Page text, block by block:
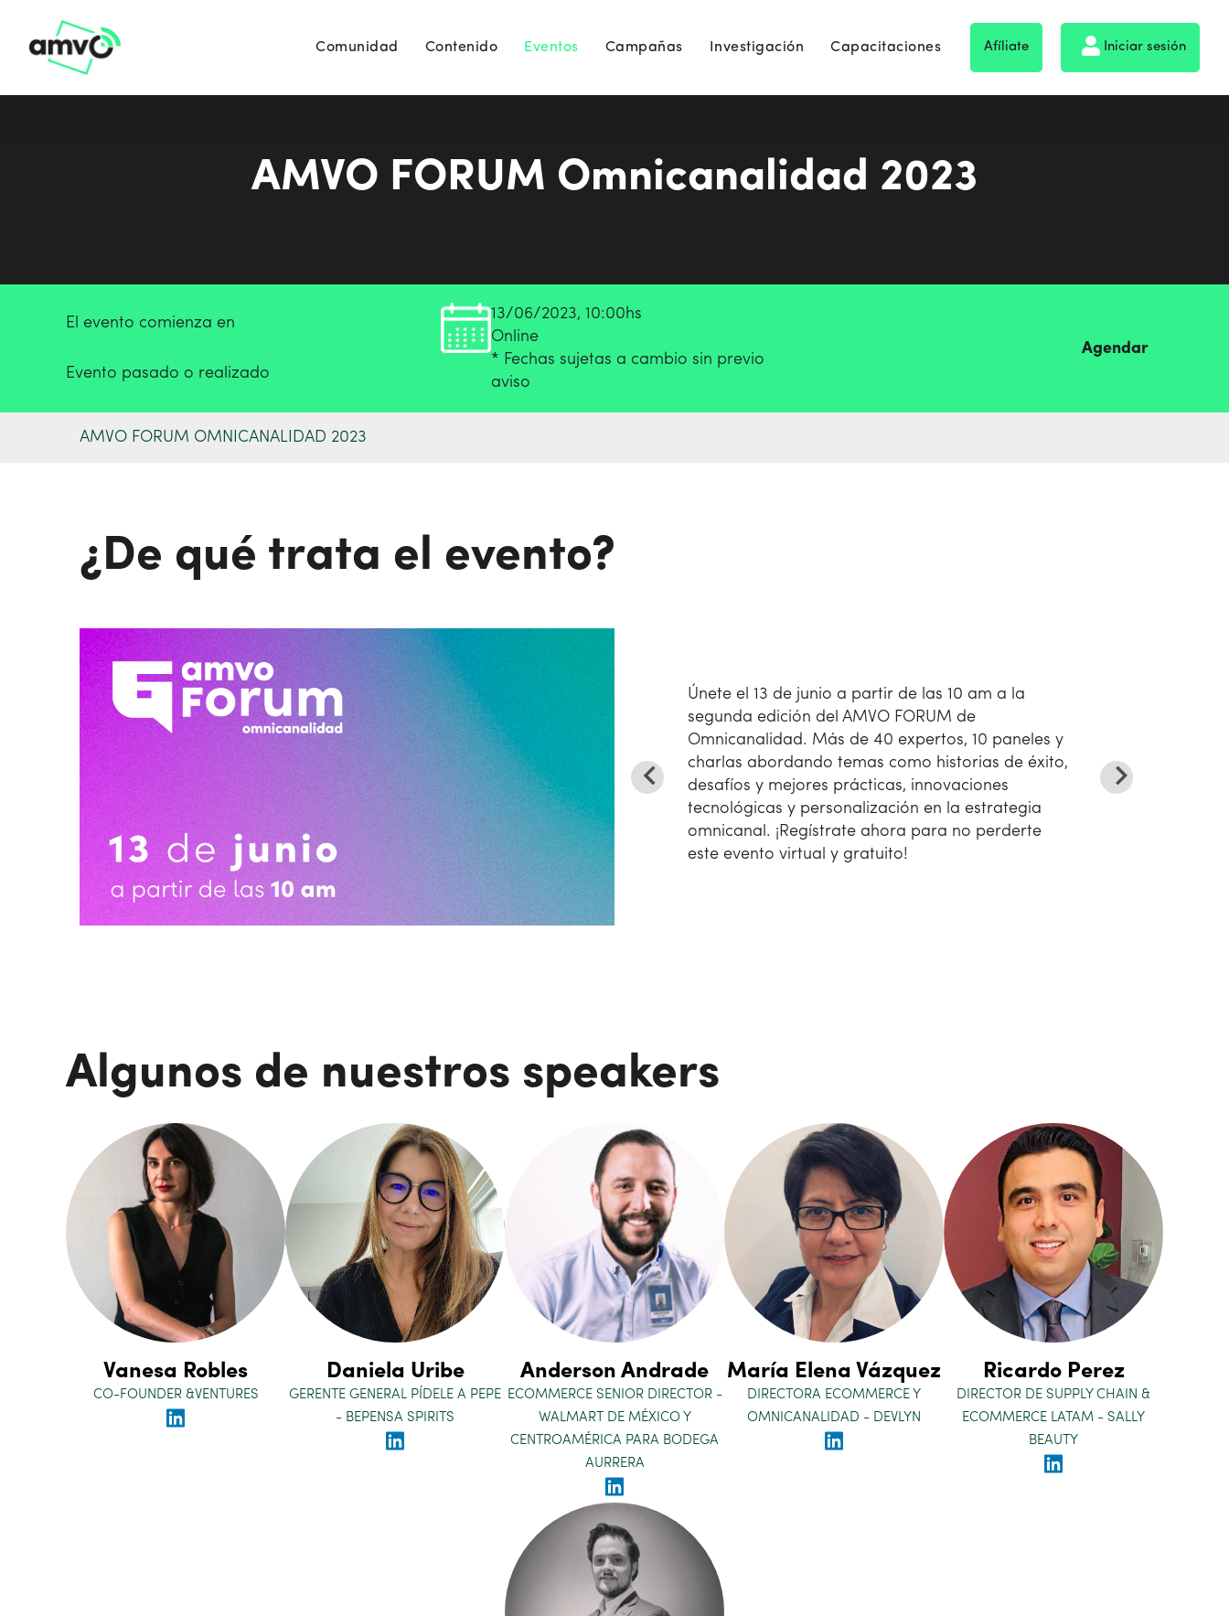
Comunidad Contenido Eventos Campañas Investigación Capacitaciones Afíliate Iniciar sesión
AMVO FORUM Omnicanalidad 2023
El evento comienza en
Evento pasado o realizado
13/06/2023, 10:00hs
Online
* Fechas sujetas a cambio sin previo
aviso
Agendar
AMVO FORUM OMNICANALIDAD 2023
¿De qué trata el evento?
Únete el 13 de junio a partir de las 10 am a la
segunda edición del AMVO FORUM de
Omnicanalidad. Más de 40 expertos, 10 paneles y
charlas abordando temas como historias de éxito,
desafíos y mejores prácticas, innovaciones
tecnológicas y personalización en la estrategia
omnicanal. ¡Regístrate ahora para no perderte
este evento virtual y gratuito!
Algunos de nuestros speakers
Vanesa Robles
CO-FOUNDER &VENTURES
Daniela Uribe
GERENTE GENERAL PÍDELE A PEPE
- BEPENSA SPIRITS
Anderson Andrade
ECOMMERCE SENIOR DIRECTOR -
WALMART DE MÉXICO Y
CENTROAMÉRICA PARA BODEGA
AURRERA
María Elena Vázquez
DIRECTORA ECOMMERCE Y
OMNICANALIDAD - DEVLYN
Ricardo Perez
DIRECTOR DE SUPPLY CHAIN &
ECOMMERCE LATAM - SALLY
BEAUTY